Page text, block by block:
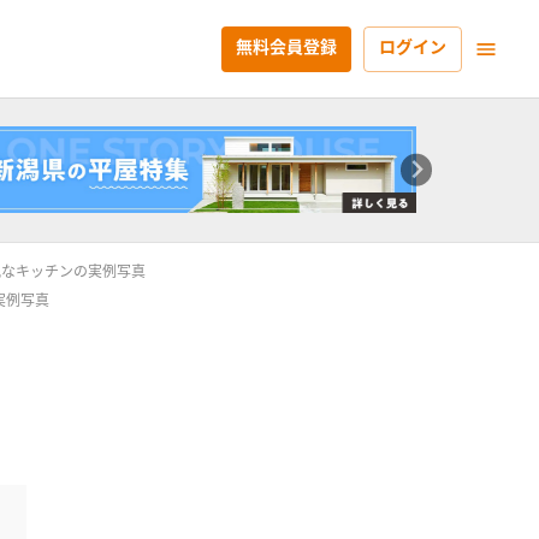
無料会員登録 ログイン
キッチンの実例写真
例写真